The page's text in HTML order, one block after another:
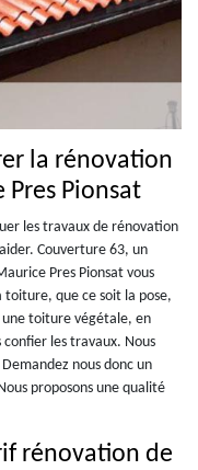
la rénovation
Pionsat
les travaux de rénovation
Couverture 63, un
Pres Pionsat vous
toiture, que ce soit la pose,
une toiture végétale, en
confier les travaux. Nous
nous donc un
proposons une qualité
rénovation de